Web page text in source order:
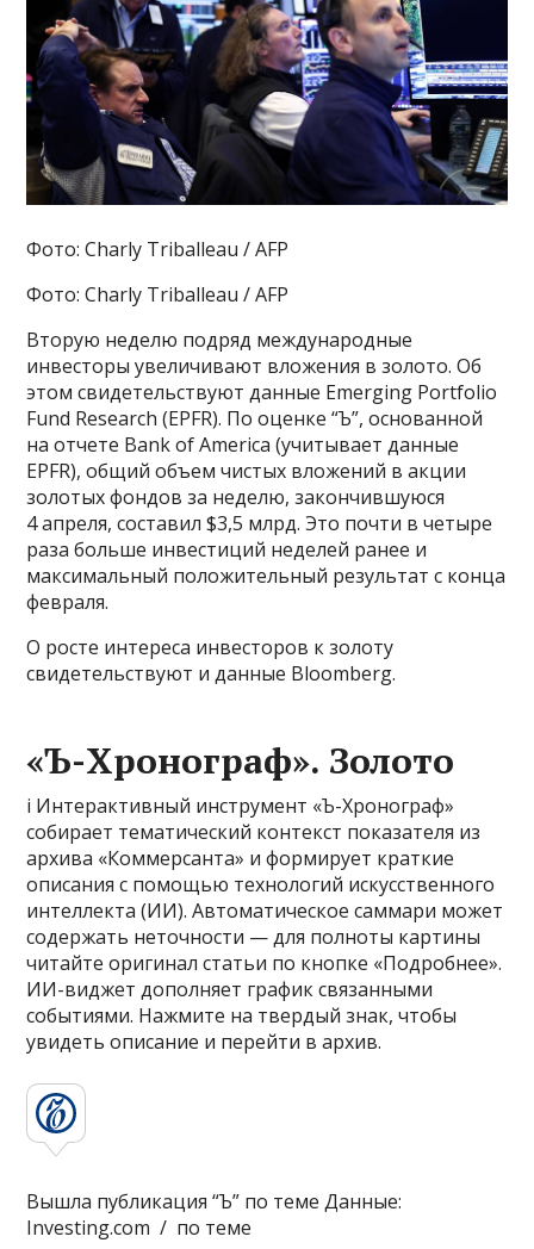
Фото: Charly Triballeau / AFP
Фото: Charly Triballeau / AFP
Вторую неделю подряд международные
инвесторы увеличивают вложения в золото. Об
этом свидетельствуют данные Emerging Portfolio
Fund Research (EPFR). По оценке “Ъ”, основанной
на отчете Bank of America (учитывает данные
EPFR), общий объем чистых вложений в акции
золотых фондов за неделю, закончившуюся
4 апреля, составил $3,5 млрд. Это почти в четыре
раза больше инвестиций неделей ранее и
максимальный положительный результат с конца
февраля.
О росте интереса инвесторов к золоту
свидетельствуют и данные Bloomberg.
«Ъ-Хронограф». Золото
i Интерактивный инструмент «Ъ-Хронограф»
собирает тематический контекст показателя из
архива «Коммерсанта» и формирует краткие
описания с помощью технологий искусственного
интеллекта (ИИ). Автоматическое саммари может
содержать неточности — для полноты картины
читайте оригинал статьи по кнопке «Подробнее».
ИИ-виджет дополняет график связанными
событиями. Нажмите на твердый знак, чтобы
увидеть описание и перейти в архив.
Вышла публикация “Ъ” по теме Данные:
Investing.com / по теме